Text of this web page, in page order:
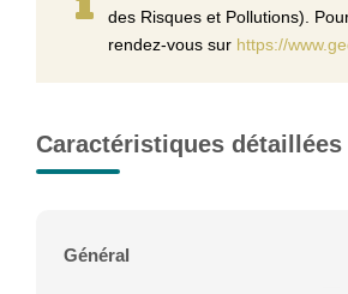
des Risques et Pollutions).
rendez-vous sur https://
Caractéristiques détaillées
Général